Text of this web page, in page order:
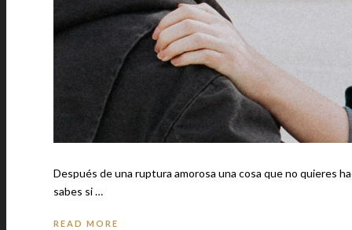
Después de una ruptura amorosa una cosa que no quieres hacer
sabes si …
READ MORE